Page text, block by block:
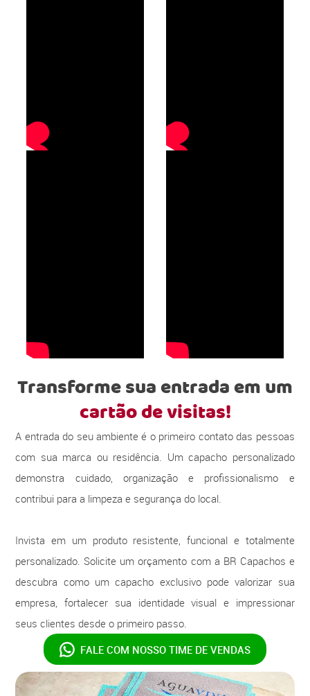
Transforme sua entrada em um
cartão de visitas!
A entrada do seu ambiente é o primeiro contato das pessoas
com sua marca ou residência. Um capacho personalizado
demonstra cuidado, organização e profissionalismo e
contribui para a limpeza e segurança do local.
Invista em um produto resistente, funcional e totalmente
personalizado. Solicite um orçamento com a BR Capachos e
descubra como um capacho exclusivo pode valorizar sua
empresa, fortalecer sua identidade visual e impressionar
seus clientes desde o primeiro passo.
FALE COM NOSSO TIME DE VENDAS